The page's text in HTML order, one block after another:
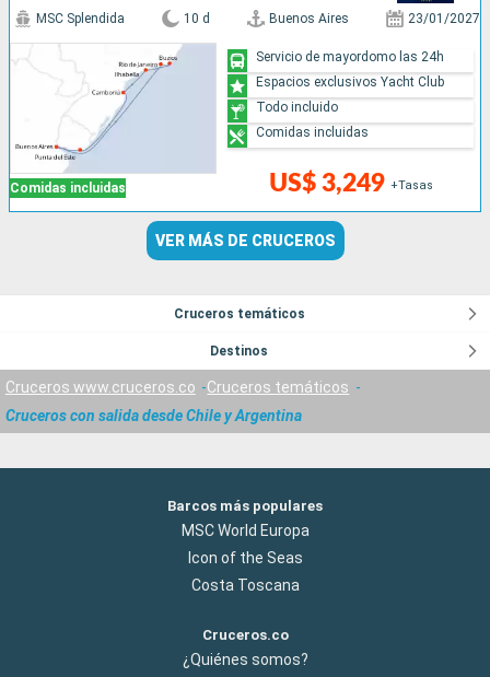
Comidas incluidas
MSC Splendida 10 d Buenos Aires 23/01/2027
US$ 3,249 +Tasas
Servicio de mayordomo las 24h
Espacios exclusivos Yacht Club
Todo incluido
Comidas incluidas
VER MÁS DE CRUCEROS
Cruceros temáticos
Destinos
Cruceros www.cruceros.co
Cruceros temáticos
Cruceros con salida desde Chile y Argentina
Barcos más populares
MSC World Europa
Icon of the Seas
Costa Toscana
Cruceros.co
¿Quiénes somos?